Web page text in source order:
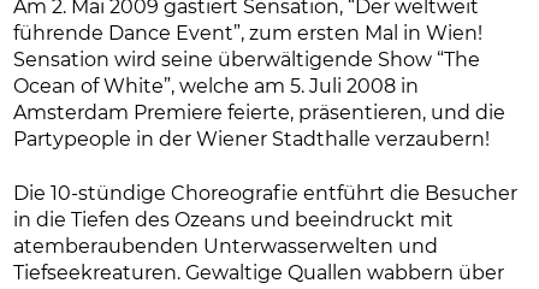
Am 2. Mai 2009 gastiert Sensation, “Der weltweit
führende Dance Event”, zum ersten Mal in Wien!
Sensation wird seine überwältigende Show “The
Ocean of White”, welche am 5. Juli 2008 in
Amsterdam Premiere feierte, präsentieren, und die
Partypeople in der Wiener Stadthalle verzaubern!
Die 10-stündige Choreografie entführt die Besucher
in die Tiefen des Ozeans und beeindruckt mit
atemberaubenden Unterwasserwelten und
Tiefseekreaturen. Gewaltige Quallen wabbern über